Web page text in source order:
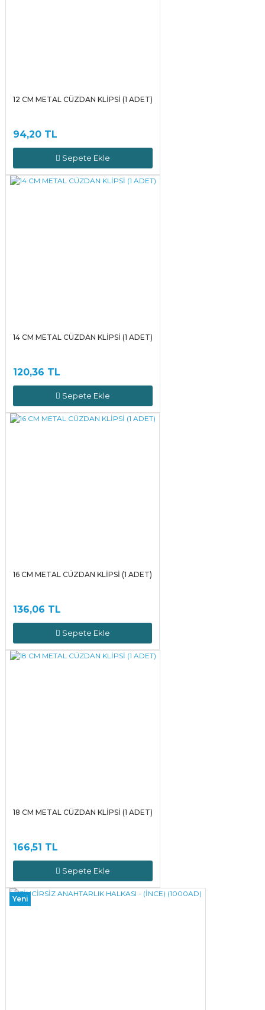
12 CM METAL CÜZDAN KLİPSİ (1 ADET)
94,20 TL
Sepete Ekle
14 CM METAL CÜZDAN KLİPSİ (1 ADET)
120,36 TL
Sepete Ekle
16 CM METAL CÜZDAN KLİPSİ (1 ADET)
136,06 TL
Sepete Ekle
18 CM METAL CÜZDAN KLİPSİ (1 ADET)
166,51 TL
Sepete Ekle
Yeni